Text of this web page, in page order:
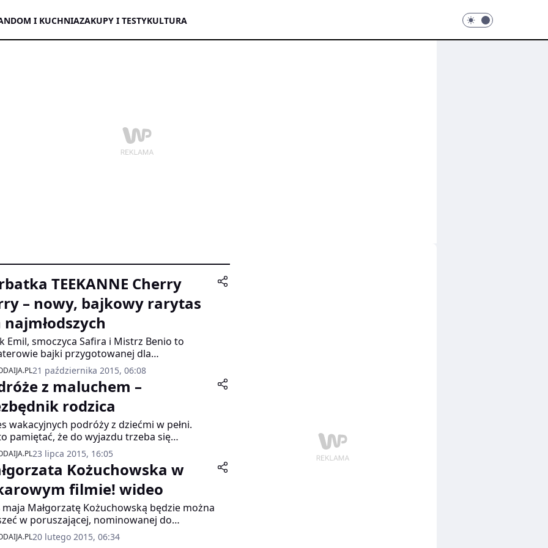
DOM I KUCHNIAZAKUPY I TESTYKULTURA
TEEKANNE Cherry
– nowy, bajkowy rarytas
najmłodszych
Emil, smoczyca Safira i Mistrz Benio to
bajki przygotowanej dla
miłośników herbacianych smaków
Opowieść do głośnego czytania
uzupełnienie debiutującej na rynku
herbatki TEEKANNE „Cherry Berry”.
dołączył do bogatej kolekcji herbatek z linii
of Fruits.
21 października 2015, 06:08
z maluchem –
rodzica
wakacyjnych podróży z dziećmi w pełni.
pamiętać, że do wyjazdu trzeba się
przygotować – tak, by zarówno sama
jak i pobyt były bezpieczne i radosne. Z
o rodzicach planujących wakacyjne wyjazdy
niezbędnik rodzica
z dzieckiem.
23 lipca 2015, 16:05
Kożuchowska w
filmie! wideo
maja Małgorzatę Kożuchowską będzie można
w poruszającej, nominowanej do
Oscara, bajce „Sekrety morza”.
którzy szukają oryginalnych i
20 lutego 2015, 06:34